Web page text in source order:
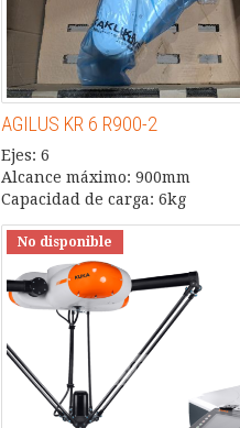
AGILUS KR 6 R900-2
Ejes: 6
Alcance máximo: 900mm
Capacidad de carga: 6kg
No disponible